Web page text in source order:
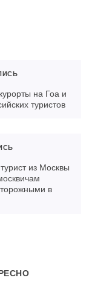
на Гоа и
туристов
из Москвы
в